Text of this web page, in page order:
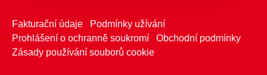
Fakturační údaje
Podmínky užívání
Prohlášení o ochranně soukromí
Obchodní podmínky
Zásady používání souborů cookie